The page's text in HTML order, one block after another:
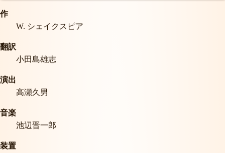
作
W. シェイクスピア
翻訳
小田島雄志
演出
高瀬久男
音楽
池辺晋一郎
装置